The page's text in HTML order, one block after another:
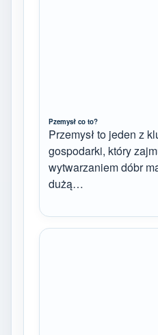
Pzemysł co to?
Przemysł to jeden z
gospodarki, który
wytwarzaniem dóbr
dużą…